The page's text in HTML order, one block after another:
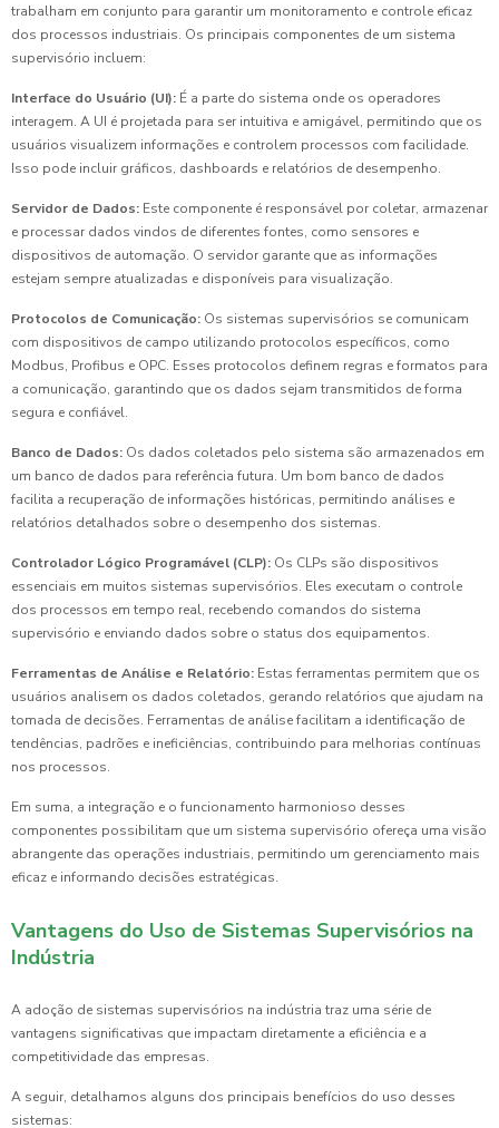
trabalham em conjunto para garantir um monitoramento e controle eficaz
dos processos industriais. Os principais componentes de um sistema
supervisório incluem:
Interface do Usuário (UI): É a parte do sistema onde os operadores
interagem. A UI é projetada para ser intuitiva e amigável, permitindo que os
usuários visualizem informações e controlem processos com facilidade.
Isso pode incluir gráficos, dashboards e relatórios de desempenho.
Servidor de Dados: Este componente é responsável por coletar, armazenar
e processar dados vindos de diferentes fontes, como sensores e
dispositivos de automação. O servidor garante que as informações
estejam sempre atualizadas e disponíveis para visualização.
Protocolos de Comunicação: Os sistemas supervisórios se comunicam
com dispositivos de campo utilizando protocolos específicos, como
Modbus, Profibus e OPC. Esses protocolos definem regras e formatos para
a comunicação, garantindo que os dados sejam transmitidos de forma
segura e confiável.
Banco de Dados: Os dados coletados pelo sistema são armazenados em
um banco de dados para referência futura. Um bom banco de dados
facilita a recuperação de informações históricas, permitindo análises e
relatórios detalhados sobre o desempenho dos sistemas.
Controlador Lógico Programável (CLP): Os CLPs são dispositivos
essenciais em muitos sistemas supervisórios. Eles executam o controle
dos processos em tempo real, recebendo comandos do sistema
supervisório e enviando dados sobre o status dos equipamentos.
Ferramentas de Análise e Relatório: Estas ferramentas permitem que os
usuários analisem os dados coletados, gerando relatórios que ajudam na
tomada de decisões. Ferramentas de análise facilitam a identificação de
tendências, padrões e ineficiências, contribuindo para melhorias contínuas
nos processos.
Em suma, a integração e o funcionamento harmonioso desses
componentes possibilitam que um sistema supervisório ofereça uma visão
abrangente das operações industriais, permitindo um gerenciamento mais
eficaz e informando decisões estratégicas.
Vantagens do Uso de Sistemas Supervisórios na
Indústria
A adoção de sistemas supervisórios na indústria traz uma série de
vantagens significativas que impactam diretamente a eficiência e a
competitividade das empresas.
A seguir, detalhamos alguns dos principais benefícios do uso desses
sistemas: